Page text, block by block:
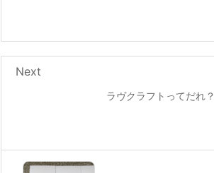
ラヴクラフトってだれ？
Next